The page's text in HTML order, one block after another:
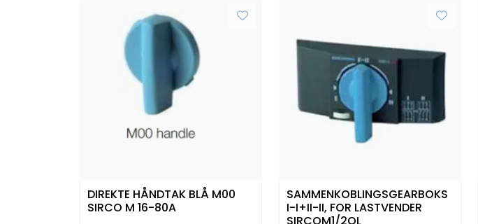
DIREKTE HÅNDTAK BLÅ M00
SIRCO M 16-80A
SAMMENKOBLINGSGEARBOKS
I-I+II-II, FOR LASTVENDER